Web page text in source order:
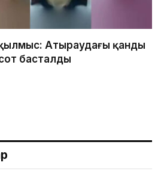
қылмыс: Атыраудағы қанды
басталды